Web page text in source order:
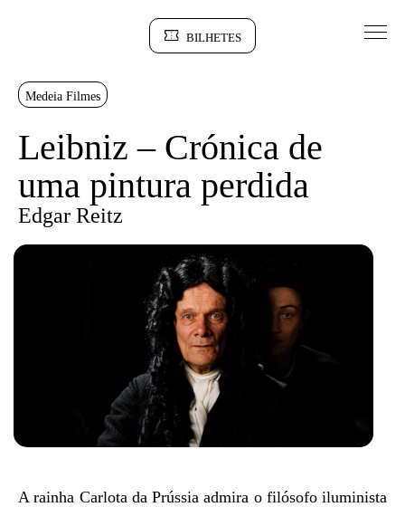
BILHETES
Sinopse
Medeia Filmes
Leibniz – Crónica de
uma pintura perdida
Edgar Reitz
Sinopse
A rainha Carlota da Prússia admira o filósofo iluminista